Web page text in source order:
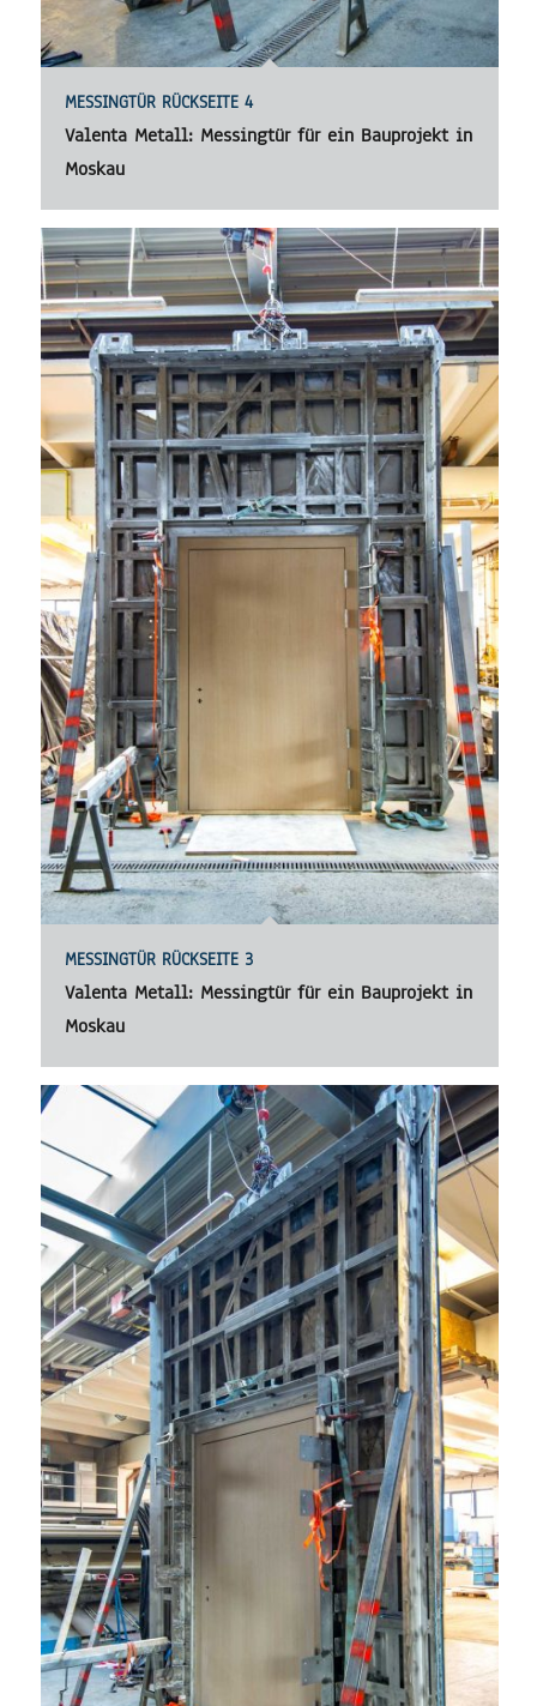
MESSINGTÜR RÜCKSEITE 4
Valenta Metall: Messingtür für ein Bauprojekt in
Moskau
MESSINGTÜR RÜCKSEITE 3
Valenta Metall: Messingtür für ein Bauprojekt in
Moskau